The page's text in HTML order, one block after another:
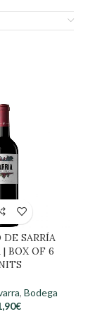
DE SARRÍA
BOX OF 6
, Bodega
€